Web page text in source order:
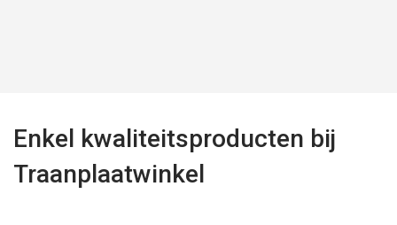
Enkel kwaliteitsproducten bij
Traanplaatwinkel